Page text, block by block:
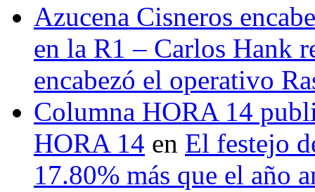
Azucena Cisneros
en la R1 – Carlos Hank
encabezó el operativo
Columna HORA 14
HORA 14 en El festejo
17.80% más que el año